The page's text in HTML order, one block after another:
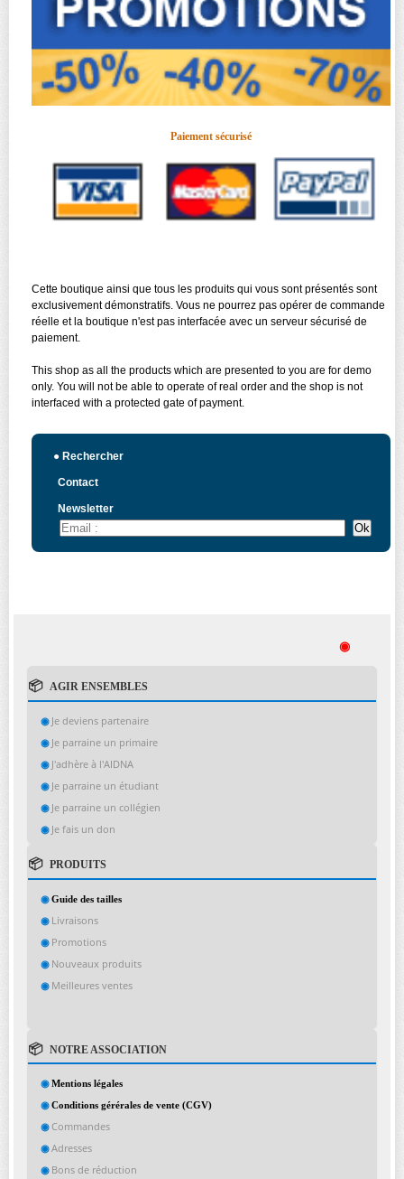
Paiement sécurisé
Cette boutique ainsi que tous les produits qui vous sont présentés sont
exclusivement démonstratifs. Vous ne pourrez pas opérer de commande
réelle et la boutique n'est pas interfacée avec un serveur sécurisé de
paiement.
This shop as all the products which are presented to you are for demo
only. You will not be able to operate of real order and the shop is not
interfaced with a protected gate of payment.
● Rechercher
Contact
Newsletter
◉
AGIR ENSEMBLES
Je deviens partenaire
Je parraine un primaire
J'adhère à l'AIDNA
Je parraine un étudiant
Je parraine un collégien
Je fais un don
PRODUITS
Guide des tailles
Livraisons
Promotions
Nouveaux produits
Meilleures ventes
NOTRE ASSOCIATION
Mentions légales
Conditions gérérales de vente (CGV)
Commandes
Adresses
Bons de réduction